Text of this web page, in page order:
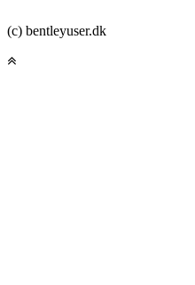
(c) bentleyuser.dk